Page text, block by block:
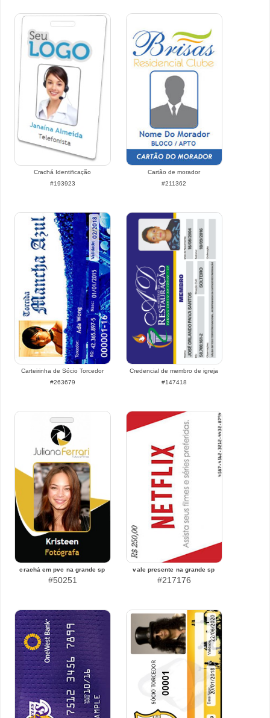
Crachá Identificação
#193923
Cartão de morador
#211362
Carteirinha de Sócio Torcedor
#263679
Credencial de membro de igreja
#147418
crachá em pvc na grande sp
#50251
vale presente na grande sp
#217176